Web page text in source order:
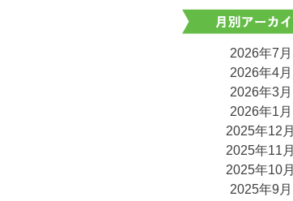
2026年7月
2026年4月
2026年3月
2026年1月
2025年12月
2025年11月
2025年10月
2025年9月